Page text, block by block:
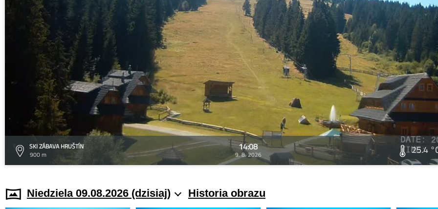
SKI ZÁBAVA HRUŠTÍN
900 m
14:08
9. 8. 2026 25.4
Niedziela 09.08.2026 (dzisiaj) Historia obrazu